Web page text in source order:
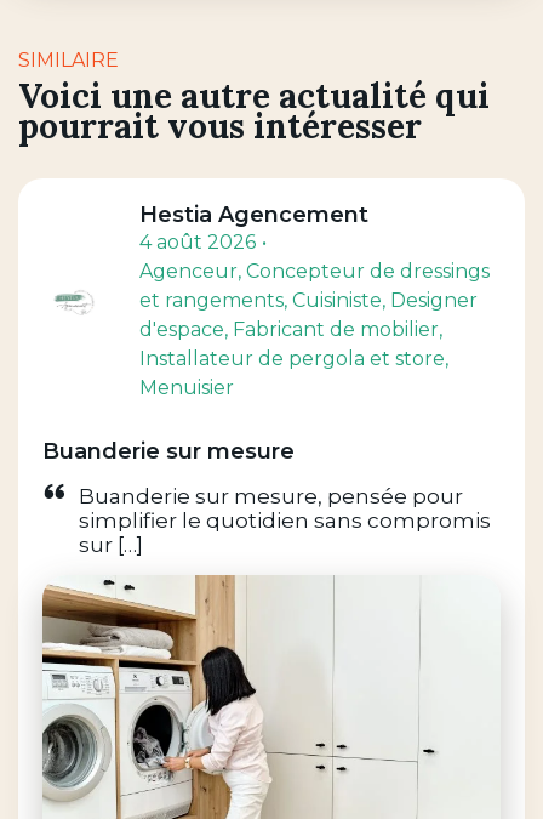
SIMILAIRE
Voici une autre actualité qui
pourrait vous intéresser
Hestia Agencement
4 août 2026
Agenceur, Concepteur de dressings
et rangements, Cuisiniste, Designer
d'espace, Fabricant de mobilier,
Installateur de pergola et store,
Menuisier
Buanderie sur mesure
Buanderie sur mesure, pensée pour
simplifier le quotidien sans compromis
sur […]